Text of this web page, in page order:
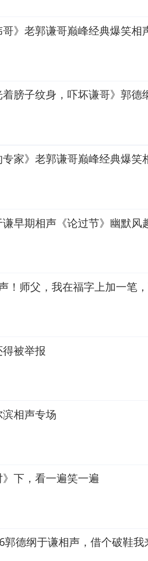
》老郭谦哥巅峰经典爆笑相
膀子纹身，吓坏谦哥》郭德纲
家》老郭谦哥巅峰经典爆笑
早期相声《论过节》幽默风
！师父，我在福字上加一笔
被举报
相声专场
下，看一遍笑一遍
郭德纲于谦相声，借个破鞋我